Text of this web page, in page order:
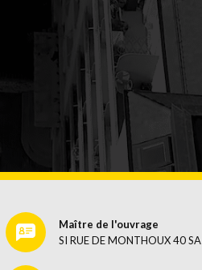
TRAITEMENT
DE SURFACES
Maître de l'ouvrage
SI RUE DE MONTHOUX 40 SA